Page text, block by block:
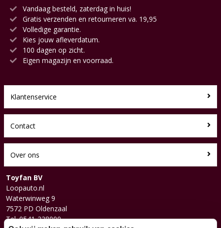
Vandaag besteld, zaterdag in huis!
Gratis verzenden en retourneren va. 19,95
Volledige garantie.
Kies jouw afleverdatum.
100 dagen op zicht.
Eigen magazijn en voorraad.
Klantenservice
Contact
Over ons
Toyfan BV
Loopauto.nl
Waterwinweg 9
7572 PD Oldenzaal
Tel. 0541-228000